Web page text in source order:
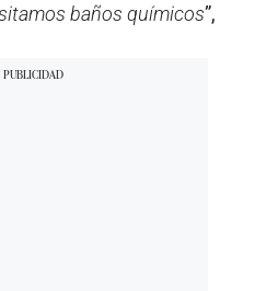
baños químicos”,